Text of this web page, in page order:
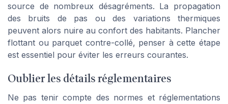
source de nombreux désagréments. La propagation
des bruits de pas ou des variations thermiques
peuvent alors nuire au confort des habitants. Plancher
flottant ou parquet contre-collé, penser à cette étape
est essentiel pour éviter les erreurs courantes.
Oublier les détails réglementaires
Ne pas tenir compte des normes et réglementations